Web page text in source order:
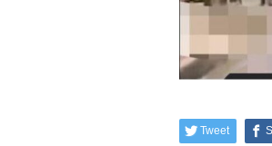
Tweet